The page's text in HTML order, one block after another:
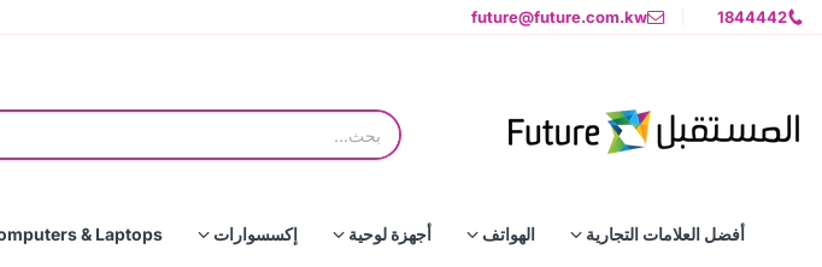
1844442
future@future.com.kw
أفضل العلامات التجارية الهواتف أجهزة لوحية إكسسوارات & Laptops